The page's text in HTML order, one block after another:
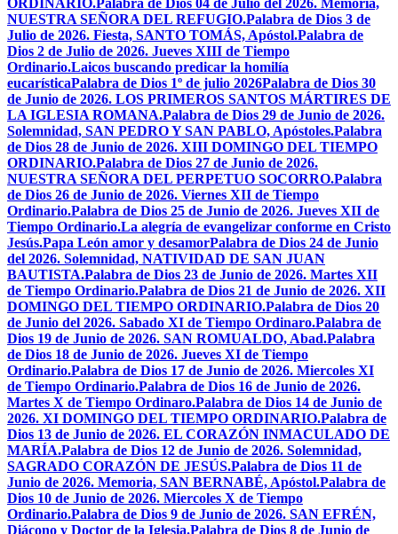
ORDINARIO.Palabra de Dios 04 de Julio del 2026. Memoria,
NUESTRA SEÑORA DEL REFUGIO.Palabra de Dios 3 de
Julio de 2026. Fiesta, SANTO TOMÁS, Apóstol.Palabra de
Dios 2 de Julio de 2026. Jueves XIII de Tiempo
Ordinario.Laicos buscando predicar la homilía
eucarísticaPalabra de Dios 1º de julio 2026Palabra de Dios 30
de Junio de 2026. LOS PRIMEROS SANTOS MÁRTIRES DE
LA IGLESIA ROMANA.Palabra de Dios 29 de Junio de 2026.
Solemnidad, SAN PEDRO Y SAN PABLO, Apóstoles.Palabra
de Dios 28 de Junio de 2026. XIII DOMINGO DEL TIEMPO
ORDINARIO.Palabra de Dios 27 de Junio de 2026.
NUESTRA SEÑORA DEL PERPETUO SOCORRO.Palabra
de Dios 26 de Junio de 2026. Viernes XII de Tiempo
Ordinario.Palabra de Dios 25 de Junio de 2026. Jueves XII de
Tiempo Ordinario.La alegría de evangelizar conforme en Cristo
Jesús.Papa León amor y desamorPalabra de Dios 24 de Junio
del 2026. Solemnidad, NATIVIDAD DE SAN JUAN
BAUTISTA.Palabra de Dios 23 de Junio de 2026. Martes XII
de Tiempo Ordinario.Palabra de Dios 21 de Junio de 2026. XII
DOMINGO DEL TIEMPO ORDINARIO.Palabra de Dios 20
de Junio del 2026. Sabado XI de Tiempo Ordinaro.Palabra de
Dios 19 de Junio de 2026. SAN ROMUALDO, Abad.Palabra
de Dios 18 de Junio de 2026. Jueves XI de Tiempo
Ordinario.Palabra de Dios 17 de Junio de 2026. Miercoles XI
de Tiempo Ordinario.Palabra de Dios 16 de Junio de 2026.
Martes X de Tiempo Ordinaro.Palabra de Dios 14 de Junio de
2026. XI DOMINGO DEL TIEMPO ORDINARIO.Palabra de
Dios 13 de Junio de 2026. EL CORAZÓN INMACULADO DE
MARÍA.Palabra de Dios 12 de Junio de 2026. Solemnidad,
SAGRADO CORAZÓN DE JESÚS.Palabra de Dios 11 de
Junio de 2026. Memoria, SAN BERNABÉ, Apóstol.Palabra de
Dios 10 de Junio de 2026. Miercoles X de Tiempo
Ordinario.Palabra de Dios 9 de Junio de 2026. SAN EFRÉN,
Diácono y Doctor de la Iglesia.Palabra de Dios 8 de Junio de